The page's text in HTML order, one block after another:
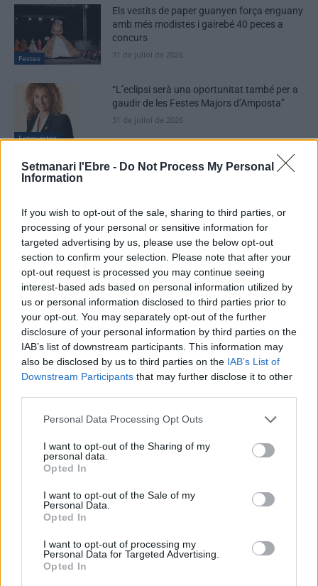
Setmanari l'Ebre - Do Not Process My Personal
Information
If you wish to opt-out of the sale, sharing to third parties, or
processing of your personal or sensitive information for
targeted advertising by us, please use the below opt-out
section to confirm your selection. Please note that after your
opt-out request is processed you may continue seeing
interest-based ads based on personal information utilized by
us or personal information disclosed to third parties prior to
your opt-out. You may separately opt-out of the further
disclosure of your personal information by third parties on the
IAB’s list of downstream participants. This information may
also be disclosed by us to third parties on the IAB’s List of
Downstream Participants that may further disclose it to other
Personal Data Processing Opt Outs
I want to opt-out of the Sharing of my
personal data.
Opted In
I want to opt-out of the Sale of my
Personal Data.
Opted In
I want to opt-out of processing my
Personal Data for Targeted Advertising.
Opted In
Festes
Els vestits de paper guanyen força enguany
amb més modistes i gairebé 40 peces a
concurs
31 de juliol de 2026
Entrevistes
“L’eclipsi serà una oportunitat també per a
gaudir de les Festes Majors d’Amposta”
31 de juliol de 2026
DEIXA UNA RESPOSTA
Comentari:
Deseu el meu nom, el correu electrònic i el lloc web en
aquest navegador per a la propera vegada que comenti.